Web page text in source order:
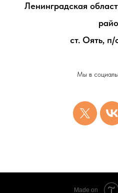
Ленинградская
ст. Оять, п/
Мы в
Made on